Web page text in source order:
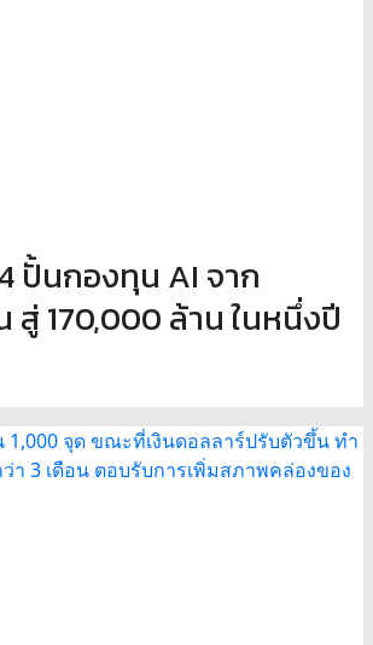
ปั้นกองทุน AI จาก
สู่ 170,000 ล้าน ในหนึ่งปี